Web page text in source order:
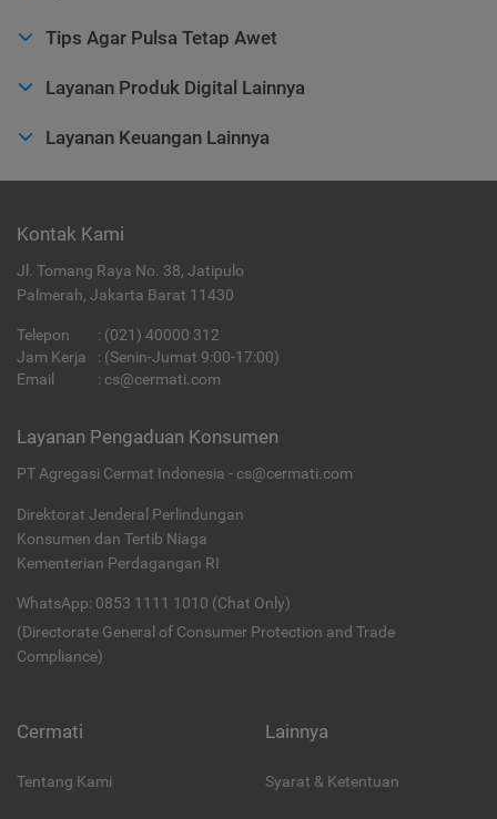
Tips Agar Pulsa Tetap Awet
Layanan Produk Digital Lainnya
Layanan Keuangan Lainnya
Kontak Kami
Jl. Tomang Raya No. 38, Jatipulo
Palmerah, Jakarta Barat 11430
Telepon : (021) 40000 312
Jam Kerja
: (Senin-Jumat 9:00-17:00)
Email
: cs@cermati.com
Layanan Pengaduan Konsumen
PT Agregasi Cermat Indonesia - cs@cermati.com
Direktorat Jenderal Perlindungan
Konsumen dan Tertib Niaga
Kementerian Perdagangan RI
WhatsApp: 0853 1111 1010 (Chat Only)
(Directorate General of Consumer Protection and Trade
Compliance)
Cermati
Tentang Kami
Lainnya
Syarat & Ketentuan